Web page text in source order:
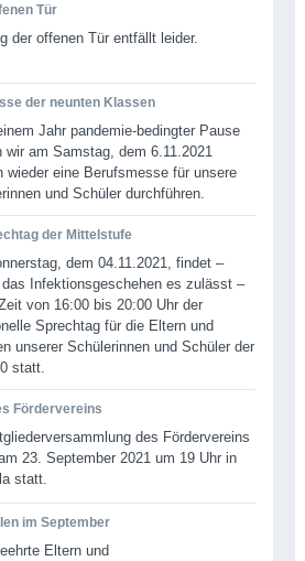
Tür
der offenen Tür entfällt leider.
der neunten Klassen
Jahr pandemie-bedingter Pause
wir am Samstag, dem 6.11.2021
wieder eine Berufsmesse für unsere
und Schüler durchführen.
der Mittelstufe
dem 04.11.2021, findet –
Infektionsgeschehen es zulässt –
von 16:00 bis 20:00 Uhr der
Sprechtag für die Eltern und
unserer Schülerinnen und Schüler der
statt.
Fördervereins
des Fördervereins
23. September 2021 um 19 Uhr in
statt.
im September
Eltern und